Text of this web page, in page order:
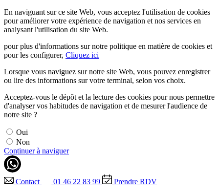
En naviguant sur ce site Web, vous acceptez l'utilisation de cookies
pour améliorer votre expérience de navigation et nos services en
analysant l'utilisation du site Web.
pour plus d'informations sur notre politique en matière de cookies et
pour les configurer, Cliquez ici
Lorsque vous naviguez sur notre site Web, vous pouvez enregistrer
ou lire des informations sur votre terminal, selon vos choix.
Acceptez-vous le dépôt et la lecture des cookies pour nous permettre
d'analyser vos habitudes de navigation et de mesurer l'audience de
notre site ?
Oui
Non
Continuer à naviguer
Contact 01 46 22 83 99 Prendre RDV